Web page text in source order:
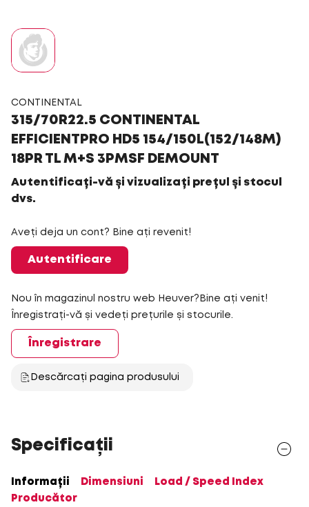
CONTINENTAL
315/70R22.5 CONTINENTAL
EFFICIENTPRO HD5 154/150L(152/148M)
18PR TL M+S 3PMSF DEMOUNT
Autentificați-vă și vizualizați prețul și stocul
dvs.
Aveți deja un cont? Bine ați revenit!
Autentificare
Nou în magazinul nostru web Heuver?Bine ați venit!
Înregistrați-vă și vedeți prețurile și stocurile.
Înregistrare
Descărcați pagina produsului
Specificații
Informații Dimensiuni
Load / Speed Index
Producător